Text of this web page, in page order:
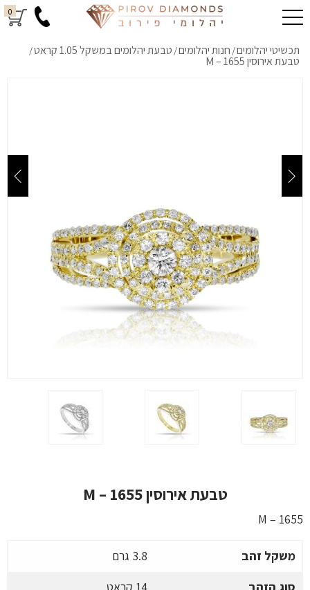
0
תכשיטי יהלומים/ חנות יהלומים/ טבעת יהלומים במשקל 1.05 קראט /
טבעת אירוסין M – 1655
טבעת אירוסין M – 1655
M – 1655
משקל זהב
3.8 גרם